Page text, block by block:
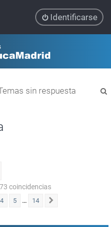
Identificarse
sin respuesta
coincidencias
4 5 … 14